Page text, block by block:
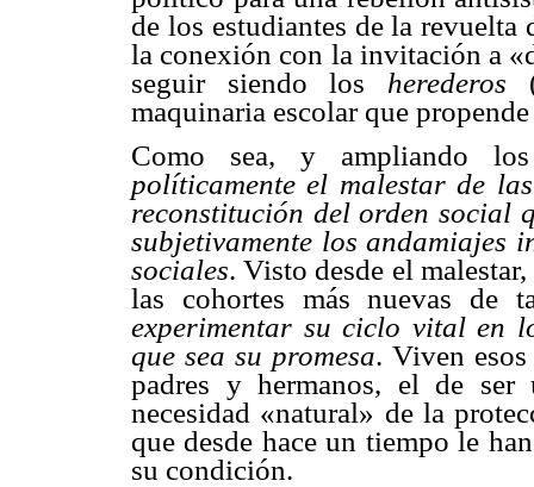
de los estudiantes de la
la conexión con la invitación a
seguir siendo los herederos
maquinaria escolar que
Como sea, y ampliando
políticamente el malestar de
reconstitución del orden social
subjetivamente los andamiajes
sociales. Visto desde el
las cohortes más nuevas de
experimentar su ciclo vital en
que sea su promesa. Viven
padres y hermanos, el de ser
necesidad «natural» de la
que desde hace un tiempo le
su condición.